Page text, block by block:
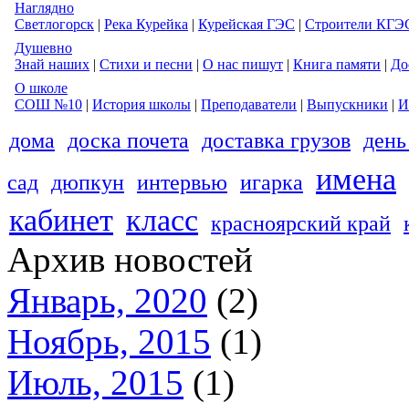
Наглядно
Светлогорск | Река Курейка | Курейская ГЭС | Строители
Душевно
Знай наших | Стихи и песни | О нас пишут | Книга памяти |
О школе
СОШ №10 | История школы | Преподаватели | Выпускники |
дома доска почета доставка грузов
сад дюпкун интервью игарка имена
кабинет класс красноярский край
Архив новостей
Январь, 2020 (2)
Ноябрь, 2015 (1)
Июль, 2015 (1)